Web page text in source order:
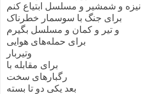
نیزه و شمشیر و مسلسل ابتیاع کنم
برای جنگ با سوسمار خطرناک
و تیر و کمان و مسلسل بگیرم
برای حمله‌های هوایی
وتیربار
برای مقابله با
رگبارهای سخت
بعد یکی دو تا بسته